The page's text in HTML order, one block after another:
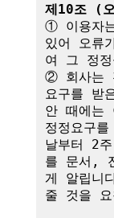
제10조 (
① 이용자
있어 오류
여 그 정
② 회사는
요구를 받
안 때에는
정정요구
날부터 2
를 문서,
게 알립니
줄 것을 요